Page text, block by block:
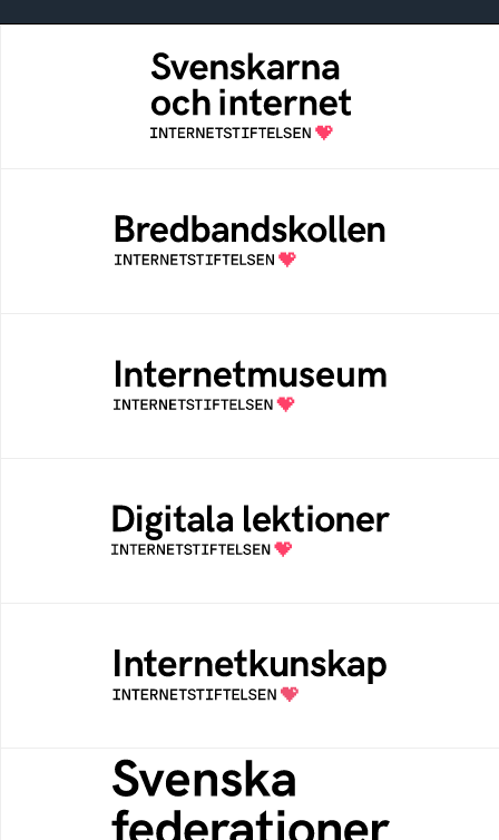
Svenskarna och internet
En årlig studie av svenska folkets
internetvanor
Bredbandskollen är ett oberoende
konsumentverktyg som drivs av
Internetstiftelsen
Ett digitalt museum som byggts, och kureras
av Internetstiftelsen
Öppen digital lärresurs med färdiga lektioner
för alla stadier i grundskolan
Samlad kunskap som hjälper dig att bli en
säker och medveten internetanvändare
Svenska federationer
Grunden för medlemskap i en sektors- eller
kontextspecifik federation